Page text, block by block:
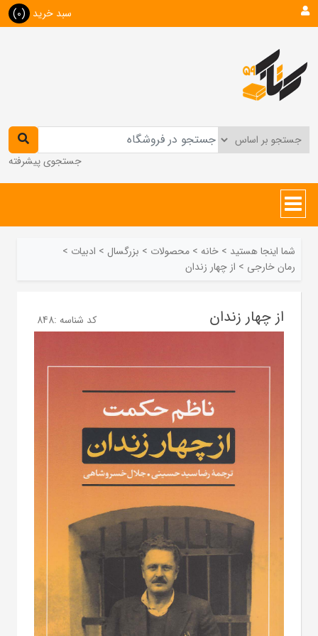
سبد خرید (0)
جستجوی پیشرفته
شما اینجا هستید > خانه > محصولات > بزرگسال > ادبیات >
رمان خارجی > از چهار زندان
از چهار زندان کد شناسه :848